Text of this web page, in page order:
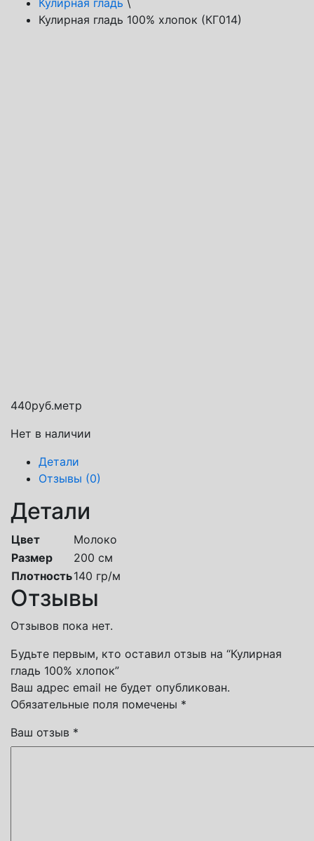
Кулирная гладь 100% хлопок (КГ014)
440руб.метр
Нет в наличии
Детали
Отзывы (0)
Детали
Цвет
Молоко
Размер
200 см
Плотность140 гр/м
Отзывы
Отзывов пока нет.
Будьте первым, кто оставил отзыв на “Кулирная
гладь 100% хлопок”
Ваш адрес email не будет опубликован.
Обязательные поля помечены *
Ваш отзыв *